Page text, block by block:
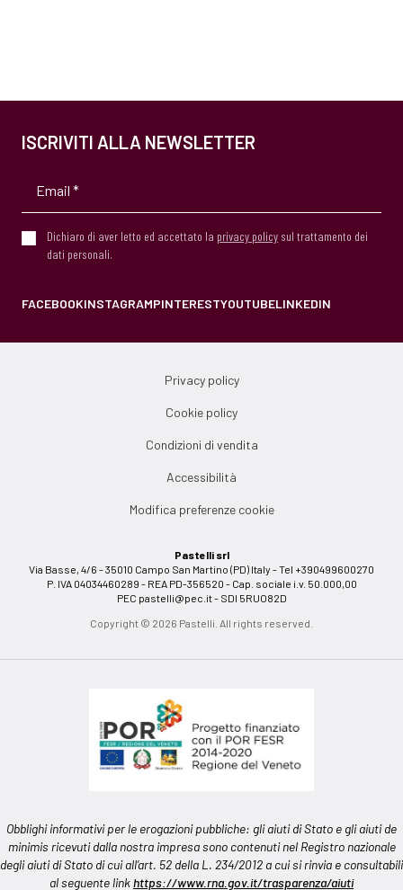
ISCRIVITI ALLA NEWSLETTER
Dichiaro di aver letto ed accettato la privacy policy sul trattamento dei
dati personali.
FACEBOOKINSTAGRAMPINTERESTYOUTUBELINKEDIN
Privacy policy
Cookie policy
Condizioni di vendita
Accessibilità
Modifica preferenze cookie
Pastelli srl
Via Basse, 4/6 - 35010 Campo San Martino (PD) Italy - Tel +390499600270
P. IVA 04034460289 - REA PD-356520 - Cap. sociale i.v. 50.000,00
PEC pastelli@pec.it- SDI 5RUO82D
Copyright © 2026 Pastelli. All rights reserved.
Obblighi informativi per le erogazioni pubbliche: gli aiuti di Stato e gli aiuti de
minimis ricevuti dalla nostra impresa sono contenuti nel Registro nazionale
degli aiuti di Stato di cui all’art. 52 della L. 234/2012 a cui si rinvia e consultabili
al seguente linkhttps://www.rna.gov.it/trasparenza/aiuti